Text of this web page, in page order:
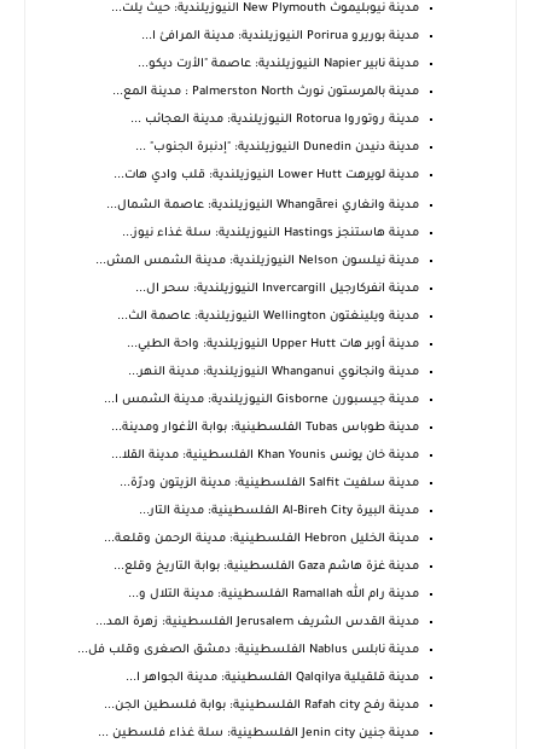
مدينة نيوبليموث New Plymouth النيوزيلندية: حيث يلت...
مدينة بوريرو Porirua النيوزيلندية: مدينة المرافئ ا...
مدينة نابير Napier النيوزيلندية: عاصمة "الأرت ديكو...
مدينة بالمرستون نورث Palmerston North : مدينة المع...
مدينة روتوروا Rotorua النيوزيلندية: مدينة العجائب ...
مدينة دنيدن Dunedin النيوزيلندية: "إدنبرة الجنوب" ...
مدينة لويرهت Lower Hutt النيوزيلندية: قلب وادي هات...
مدينة وانغاري Whangārei النيوزيلندية: عاصمة الشمال...
مدينة هاستنجز Hastings النيوزيلندية: سلة غذاء نيوز...
مدينة نيلسون Nelson النيوزيلندية: مدينة الشمس المش...
مدينة انفركارجيل Invercargill النيوزيلندية: سحر ال...
مدينة ويلينغتون Wellington النيوزيلندية: عاصمة الث...
مدينة أوبر هات Upper Hutt النيوزيلندية: واحة الطبي...
مدينة وانجانوي Whanganui النيوزيلندية: مدينة النهر...
مدينة جيسبورن Gisborne النيوزيلندية: مدينة الشمس ا...
مدينة طوباس Tubas الفلسطينية: بوابة الأغوار ومدينة...
مدينة خان يونس Khan Younis الفلسطينية: مدينة القلا...
مدينة سلفيت Salfit الفلسطينية: مدينة الزيتون ودرّة...
مدينة البيرة Al-Bireh City الفلسطينية: مدينة التار...
مدينة الخليل Hebron الفلسطينية: مدينة الرحمن وقلعة...
مدينة غزة هاشم Gaza الفلسطينية: بوابة التاريخ وقلع...
مدينة رام الله Ramallah الفلسطينية: مدينة التلال و...
مدينة القدس الشريف Jerusalem الفلسطينية: زهرة المد...
مدينة نابلس Nablus الفلسطينية: دمشق الصغرى وقلب فل...
مدينة قلقيلية Qalqilya الفلسطينية: مدينة الجواهر ا...
مدينة رفح Rafah city الفلسطينية: بوابة فلسطين الجن...
مدينة جنين Jenin city الفلسطينية: سلة غذاء فلسطين ...